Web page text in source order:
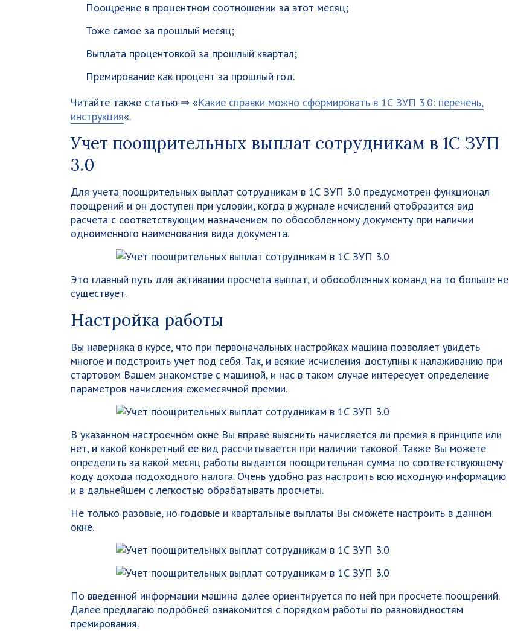
Поощрение в процентном соотношении за этот месяц;
Тоже самое за прошлый месяц;
Выплата процентовкой за прошлый квартал;
Премирование как процент за прошлый год.
Читайте также статью ⇒ «Какие справки можно сформировать в 1С ЗУП 3.0: перечень,
инструкция«.
Учет поощрительных выплат сотрудникам в 1С ЗУП
3.0
Для учета поощрительных выплат сотрудникам в 1С ЗУП 3.0 предусмотрен функционал
поощрений и он доступен при условии, когда в журнале исчислений отобразится вид
расчета с соответствующим назначением по обособленному документу при наличии
одноименного наименования вида документа.
Это главный путь для активации просчета выплат, и обособленных команд на то больше не
существует.
Настройка работы
Вы наверняка в курсе, что при первоначальных настройках машина позволяет увидеть
многое и подстроить учет под себя. Так, и всякие исчисления доступны к налаживанию при
стартовом Вашем знакомстве с машиной, и нас в таком случае интересует определение
параметров начисления ежемесячной премии.
В указанном настроечном окне Вы вправе выяснить начисляется ли премия в принципе или
нет, и какой конкретный ее вид рассчитывается при наличии таковой. Также Вы можете
определить за какой месяц работы выдается поощрительная сумма по соответствующему
коду дохода подоходного налога. Очень удобно раз настроить всю исходную информацию
и в дальнейшем с легкостью обрабатывать просчеты.
Не только разовые, но годовые и квартальные выплаты Вы сможете настроить в данном
окне.
По введенной информации машина далее ориентируется по ней при просчете поощрений.
Далее предлагаю подробней ознакомится с порядком работы по разновидностям
премирования.